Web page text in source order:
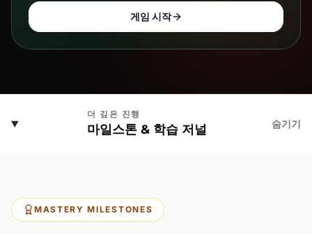
게임 시작
더 깊은 진행
마일스톤 & 학습 저널 숨기기
MASTERY MILESTONES